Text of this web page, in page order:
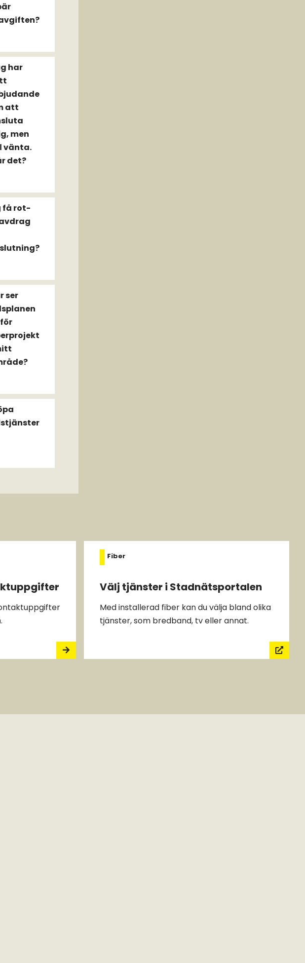
har
att
men
vänta.
det?
få rot-
ser
Fiber
Välj tjänster i Stadnätsportalen
Med installerad fiber kan du välja bland olika
tjänster, som bredband, tv eller annat.